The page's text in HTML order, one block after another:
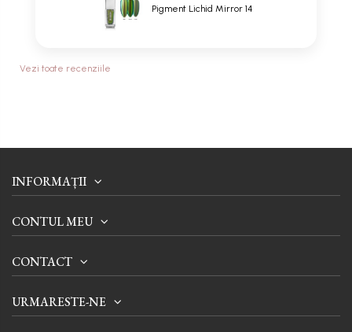
Pigment Lichid Mirror 14
Vezi toate recenziile
INFORMAȚII
CONTUL MEU
CONTACT
URMARESTE-NE